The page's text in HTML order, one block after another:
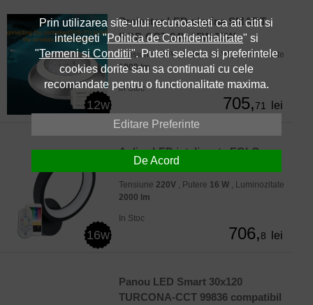
12w
Proiector LED piscina SMART
RGB CCT 24V 15W 12W
Tensiune220V, Putere 12 W, Luminozitate
1000 lm
In Stoc
705,71 lei
16w
Aplica LED inteligenta EGLO
MARGHERA-Z 900069 16W
Tensiune 220V , Putere 16 W , Luminozitate
2000 lm
In Stoc
706,8 lei
Panou LED Smart 30x120
TURCONA-CCT 99836 compatibil
Prin utilizarea site-ului recunoasteti ca ati citit si
intelegeti "Politica de Confidentialitate" si
"Termeni si Conditii". Puteti selecta si preferintele
cookies dorite sau sa continuati cu cele
recomandate pentru o functionalitate maxima.
Editare Preferinte
De Acord